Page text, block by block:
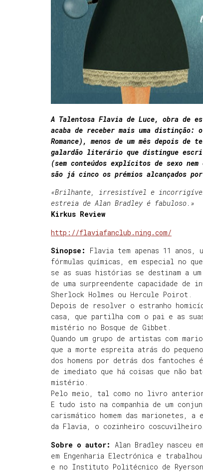
A Talentosa Flavia de Luce, obra de
acaba de receber mais uma
Romance), menos de um mês depois
galardão literário que distingue
(sem conteúdos explícitos de sexo
são já cinco os prémios alcançados
«Brilhante, irresistível e incorrigível,
estreia de Alan Bradley é fabuloso.»
Kirkus Review
http://flaviafanclub.ning.com/
Sinopse: Flavia tem apenas 11
fórmulas químicas, em especial no
se as suas histórias se destinam a
de uma surpreendente capacidade de
Sherlock Holmes ou Hercule Poirot.
Depois de resolver o estranho
casa, que partilha com o pai e as
mistério no Bosque de Gibbet.
Quando um grupo de artistas com
que a morte espreita atrás do
dos homens por detrás dos
de imediato que há coisas que não
mistério.
Pelo meio, tal como no livro
E tudo isto na companhia de um
carismático homem das marionetes,
da Flavia, o cozinheiro
Sobre o autor: Alan Bradley nasceu
em Engenharia Electrónica e
e no Instituto Politécnico de